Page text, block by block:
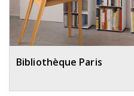
Bibliothèque Paris